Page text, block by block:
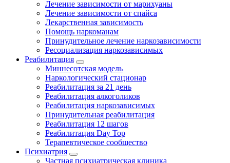
Лечение зависимости от марихуаны
Лечение зависимости от спайса
Лекарственная зависимость
Помощь наркоманам
Принудительное лечение наркозависимости
Ресоциализация наркозависимых
Реабилитация
Миннесотская модель
Наркологический стационар
Реабилитация за 21 день
Реабилитация алкоголиков
Реабилитация наркозависимых
Принудительная реабилитация
Реабилитация 12 шагов
Реабилитация Day Top
Терапевтическое сообщество
Психиатрия
Частная психиатрическая клиника